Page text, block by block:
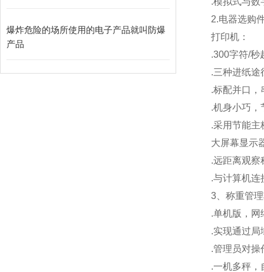
爆炸危险的场所使用的电子产品就叫防爆
产品
2.电器选购
打印机：
.300字符/秒
.三种进纸途
.标配并口，
.机身小巧，
.采用节能主
大屏幕显示
.远距离观察
.与计算机连
3 、称重管
.单机版，网
.实现通过局
.管理员对操
.一机多秤，